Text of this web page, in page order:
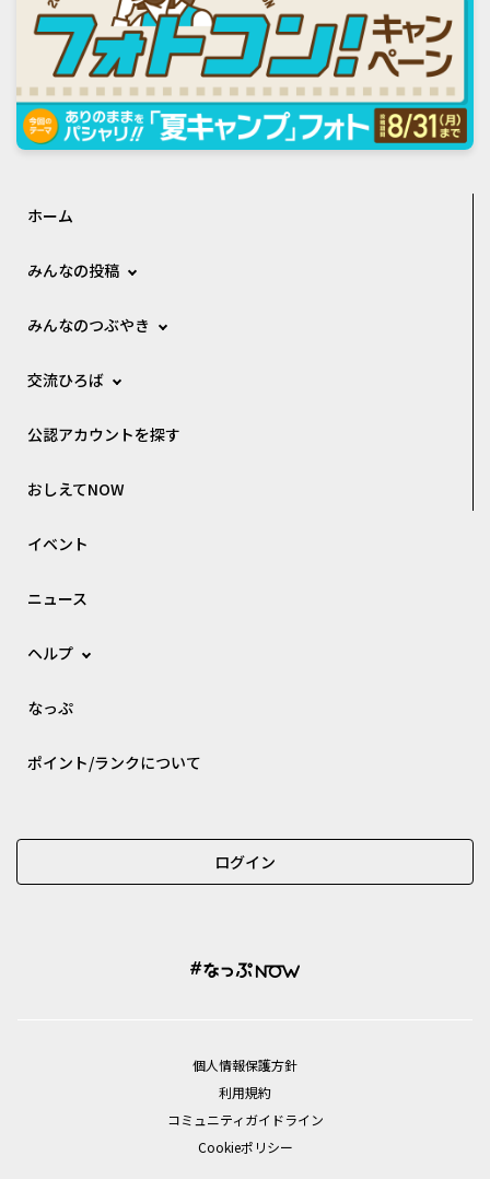
ホーム
みんなの投稿
みんなのつぶやき
交流ひろば
公認アカウントを探す
おしえてNOW
イベント
ニュース
ヘルプ
なっぷ
ポイント/ランクについて
ログイン
個⼈情報保護⽅針
利用規約
コミュニティガイドライン
Cookieポリシー